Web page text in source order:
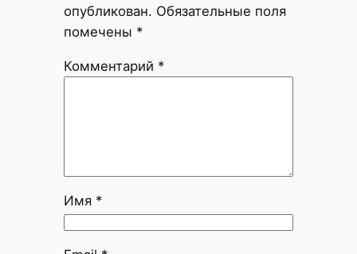
опубликован. Обязательные поля
помечены *
Комментарий *
Имя *